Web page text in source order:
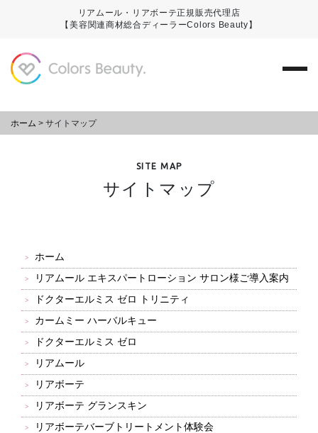
リアムール・リアボーテ正規販売代理店
【美容関連商材総合ディーラーColors Beauty】
ホーム > サイトマップ
SITE MAP
サイトマップ
ホーム
リアムール エキスパートローション サロン様ご導入案内
ドクターエルミス ゼロ トリニティ
カームミー ハーバルキュー
ドクターエルミス ゼロ
リアムール
リアボーテ
リアボーテ グランスキン
リアボーテバーブトリートメント体験会